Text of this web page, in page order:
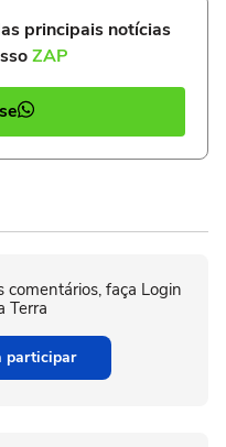
principais notícias
ZAP
faça Login
Terra
participar